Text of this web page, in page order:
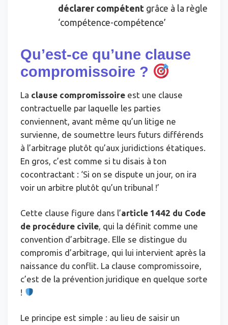
déclarer compétent grâce à la règle
‘compétence-compétence’
Qu’est-ce qu’une clause
compromissoire ?
La clause compromissoire est une clause
contractuelle par laquelle les parties
conviennent, avant même qu’un litige ne
survienne, de soumettre leurs futurs différends
à l’arbitrage plutôt qu’aux juridictions étatiques.
En gros, c’est comme si tu disais à ton
cocontractant : ‘Si on se dispute un jour, on ira
voir un arbitre plutôt qu’un tribunal !’
Cette clause figure dans l’article 1442 du Code
de procédure civile , qui la définit comme une
convention d’arbitrage. Elle se distingue du
compromis d’arbitrage, qui lui intervient après la
naissance du conflit. La clause compromissoire,
c’est de la prévention juridique en quelque sorte
!
Le principe est simple : au lieu de saisir un